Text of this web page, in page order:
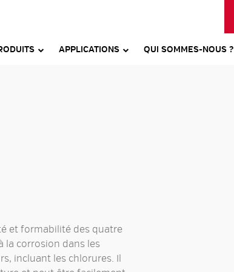
APPLICATIONS QUI SOMMES-NOUS ?
et formabilité des quatre
la corrosion dans les
incluant les chlorures. Il